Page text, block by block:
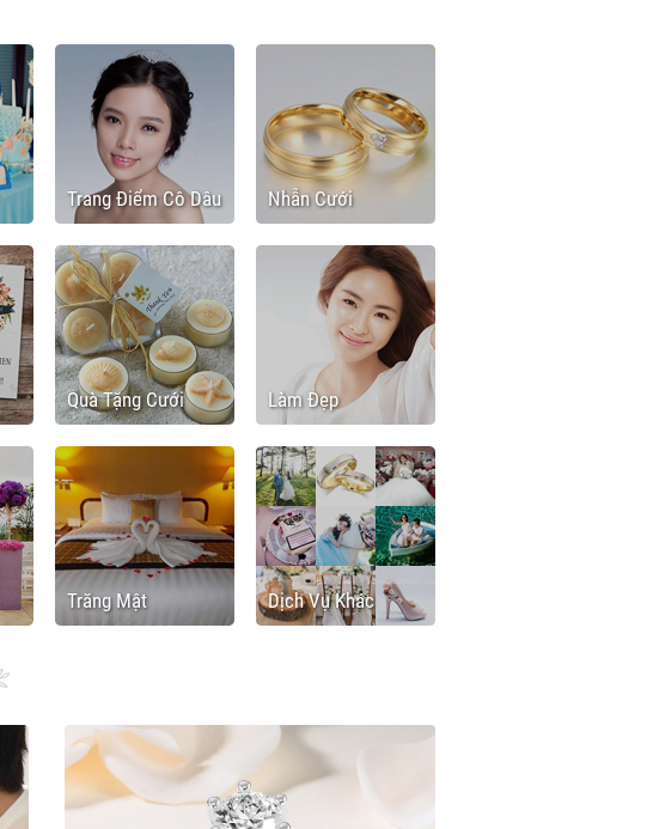
Trang Điểm Cô Dâu Nhẫn Cưới
Quà Tặng Cưới Làm Đẹp
Trăng Mật Dịch Vụ Khác